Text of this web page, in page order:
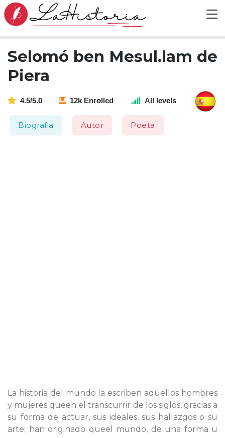
Selomó ben Mesul.lam de
Piera
4.5/5.0 12k Enrolled All levels
Biografia Autor Poeta
La historia del mundo la escriben aquellos hombres
y mujeres queen el transcurrir de los siglos, gracias a
su forma de actuar, sus ideales, sus hallazgos o su
arte; han originado queel mundo, de una forma u